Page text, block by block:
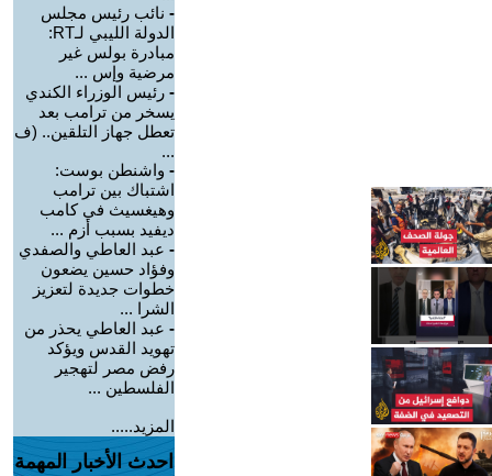
- نائب رئيس مجلس
الدولة الليبي لـRT:
مبادرة بولس غير
مرضية وإس ...
- رئيس الوزراء الكندي
يسخر من ترامب بعد
تعطل جهاز التلقين.. (ف
...
- واشنطن بوست:
اشتباك بين ترامب
وهيغسيث في كامب
ديفيد بسبب أزم ...
- عبد العاطي والصفدي
وفؤاد حسين يضعون
خطوات جديدة لتعزيز
الشرا ...
- عبد العاطي يحذر من
تهويد القدس ويؤكد
رفض مصر لتهجير
الفلسطين ...
المزيد.....
احدث الأخبار المهمة